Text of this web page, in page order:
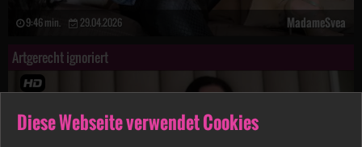
Diese Webseite verwendet Cookies
9:46 min. 29.04.2026 MadameSvea
Artgerecht ignoriert